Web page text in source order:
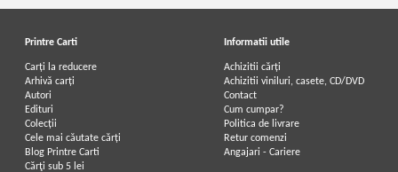
Printre Carti
Carți la reducere
Arhivă carți
Autori
Edituri
Colecții
Cele mai căutate cărți
Blog Printre Carti
Cărţi sub 5 lei
Informatii utile
Achizitii cărți
Achizitii viniluri, casete, CD/DVD
Contact
Cum cumpar?
Politica de livrare
Retur comenzi
Angajari - Cariere